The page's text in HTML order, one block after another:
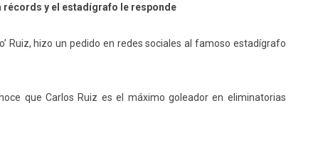
récords y el estadígrafo le responde
Ruiz, hizo un pedido en redes sociales al famoso estadígrafo
que Carlos Ruiz es el máximo goleador en eliminatorias